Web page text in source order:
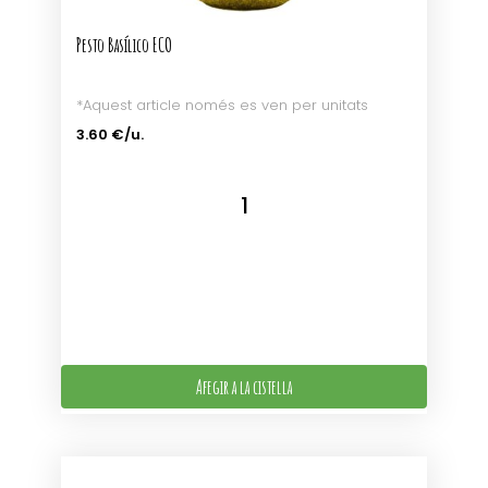
Pesto Basílico ECO
*Aquest article només es ven per unitats
3.60 €/u.
Afegir a la cistella